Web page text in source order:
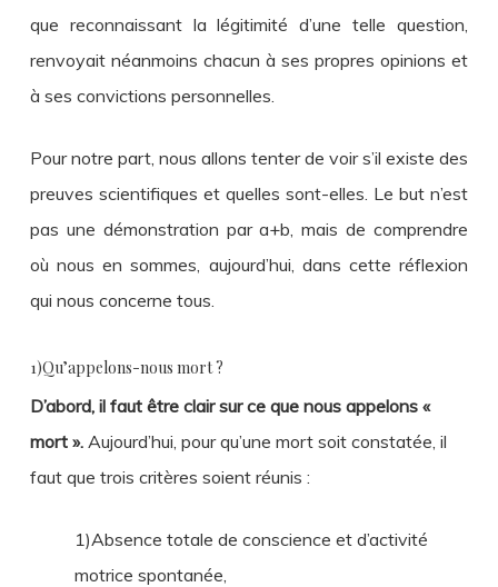
que reconnaissant la légitimité d’une telle question,
renvoyait néanmoins chacun à ses propres opinions et
à ses convictions personnelles.
Pour notre part, nous allons tenter de voir s’il existe des
preuves scientifiques et quelles sont-elles. Le but n’est
pas une démonstration par a+b, mais de comprendre
où nous en sommes, aujourd’hui, dans cette réflexion
qui nous concerne tous.
1)Qu’appelons-nous mort ?
D’abord, il faut être clair sur ce que nous appelons «
mort ».Aujourd’hui, pour qu’une mort soit constatée, il
faut que trois critères soient réunis :
1)Absence totale de conscience et d’activité
motrice spontanée,